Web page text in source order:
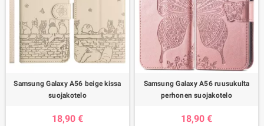
Samsung Galaxy A56 beige kissa
suojakotelo
18,90 €
Samsung Galaxy A56 ruusukulta
perhonen suojakotelo
18,90 €